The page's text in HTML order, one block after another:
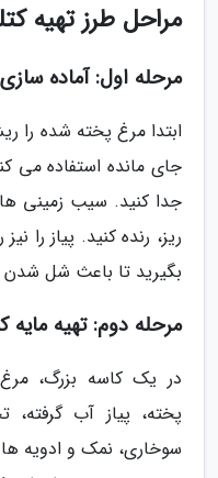
مراحل طرز تهیه
مرحله اول: آماده
ابتدا مرغ پخته شده را
جای مانده استفاده می
جدا کنید. سیب زمینی
ریز، رنده کنید. پیاز را
بگیرید تا باعث شل شدن
مرحله دوم: تهیه مایه
در یک کاسه بزرگ،
پخته، پیاز آب
سوخاری، نمک و ادویه